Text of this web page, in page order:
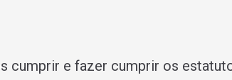
cumprir e fazer cumprir os